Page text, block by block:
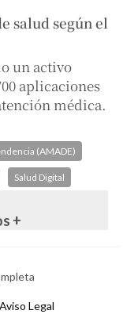
salud según el
un activo
aplicaciones
médica.
(AMADE)
Salud Digital
+
Aviso Legal